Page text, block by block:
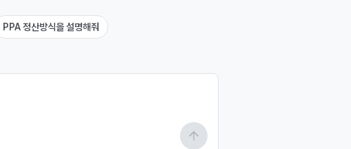
PPA 정산방식을 설명해줘